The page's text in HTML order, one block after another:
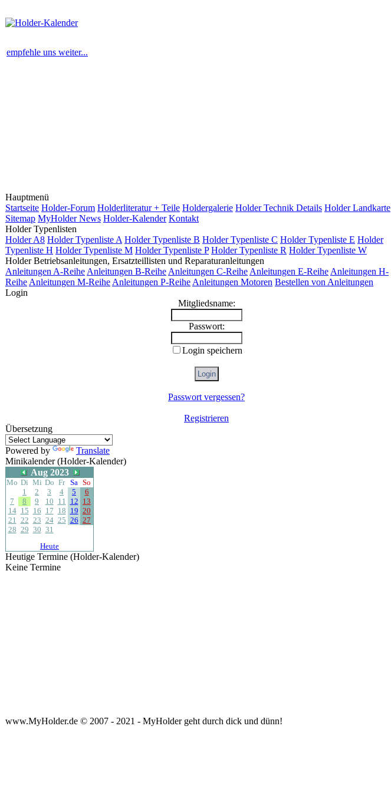
empfehle uns weiter...
Hauptmenü
Startseite Holder-Forum Holderliteratur + Teile Holdergalerie Holder Technik Details Holder Landkarte
Sitemap MyHolder News Holder-Kalender Kontakt
Holder Typenlisten
Holder A8 Holder Typenliste A Holder Typenliste B Holder Typenliste C Holder Typenliste E Holder
Typenliste H Holder Typenliste M Holder Typenliste P Holder Typenliste R Holder Typenliste W
Holder Betriebsanleitungen, Ersatzteillisten und Reparaturanleitungen
Anleitungen A-Reihe Anleitungen B-Reihe Anleitungen C-Reihe Anleitungen E-Reihe Anleitungen H-
Reihe Anleitungen M-Reihe Anleitungen P-Reihe Anleitungen Motoren Bestellen von Anleitungen
Login
Mitgliedsname:
Passwort:
Login speichern
Passwort vergessen?
Registrieren
Übersetzung
Powered by
Translate
Minikalender (Holder-Kalender)
Aug 2023
Mo Di Mi Do Fr Sa So
1
2 3 4 5
6
7
8 9 10 11 12 13
14 15 16 17 18 19 20
21 22 23 24 25 26 27
28 29 30 31
Heute
Heutige Termine (Holder-Kalender)
Keine Termine
www.MyHolder.de © 2007 - 2021 - MyHolder geht durch dick und dünn!